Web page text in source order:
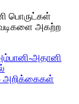
பொருட்கள்
அகற்ற
அதானி
அறிக்கைகள்